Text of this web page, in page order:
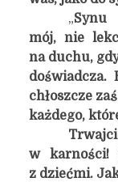
„Synu
mój, nie
na duchu,
doświadcza.
chłoszcze zaś
każdego,
w karności!
z dziećmi.